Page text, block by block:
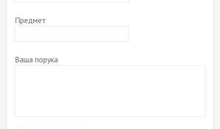
Предмет
Ваша порука